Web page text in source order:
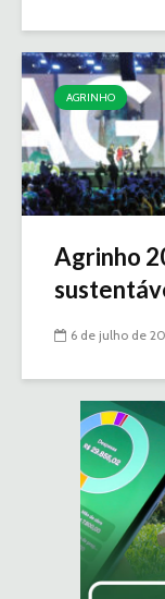
AGRINHO
Agrinho
6 de julho de